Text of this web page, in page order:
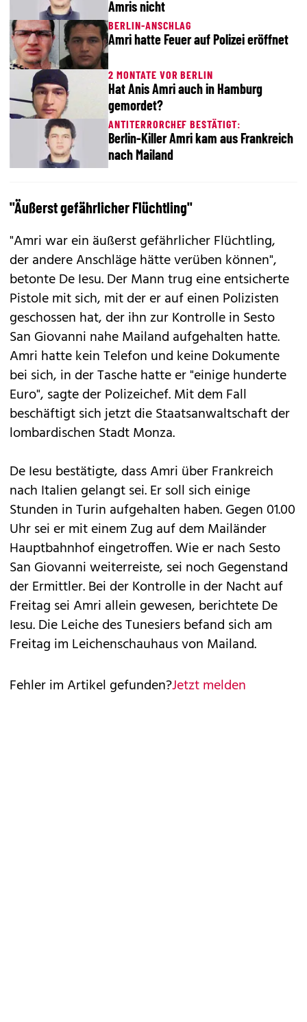
Amris nicht
BERLIN-ANSCHLAG
Amri hatte Feuer auf Polizei eröffnet
2 MONTATE VOR BERLIN
Hat Anis Amri auch in Hamburg
gemordet?
ANTITERRORCHEF BESTÄTIGT:
Berlin-Killer Amri kam aus Frankreich
nach Mailand
"Äußerst gefährlicher Flüchtling"
"Amri war ein äußerst gefährlicher Flüchtling,
der andere Anschläge hätte verüben können",
betonte De Iesu. Der Mann trug eine entsicherte
Pistole mit sich, mit der er auf einen Polizisten
geschossen hat, der ihn zur Kontrolle in Sesto
San Giovanni nahe Mailand aufgehalten hatte.
Amri hatte kein Telefon und keine Dokumente
bei sich, in der Tasche hatte er "einige hunderte
Euro", sagte der Polizeichef. Mit dem Fall
beschäftigt sich jetzt die Staatsanwaltschaft der
lombardischen Stadt Monza.
De Iesu bestätigte, dass Amri über Frankreich
nach Italien gelangt sei. Er soll sich einige
Stunden in Turin aufgehalten haben. Gegen 01.00
Uhr sei er mit einem Zug auf dem Mailänder
Hauptbahnhof eingetroffen. Wie er nach Sesto
San Giovanni weiterreiste, sei noch Gegenstand
der Ermittler. Bei der Kontrolle in der Nacht auf
Freitag sei Amri allein gewesen, berichtete De
Iesu. Die Leiche des Tunesiers befand sich am
Freitag im Leichenschauhaus von Mailand.
Fehler im Artikel gefunden?Jetzt melden